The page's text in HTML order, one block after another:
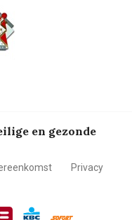
en gezonde
Privacy